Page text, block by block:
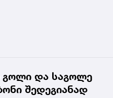
და საგოლე
შედეგიანად